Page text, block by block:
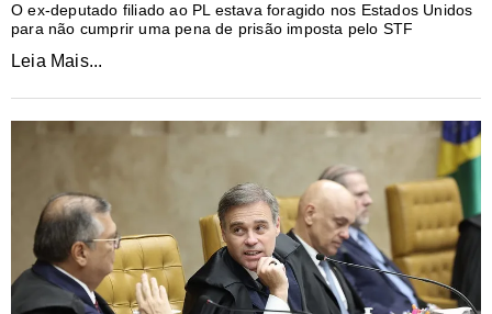
O ex-deputado filiado ao PL estava foragido nos Estados Unidos
para não cumprir uma pena de prisão imposta pelo STF
Leia Mais...